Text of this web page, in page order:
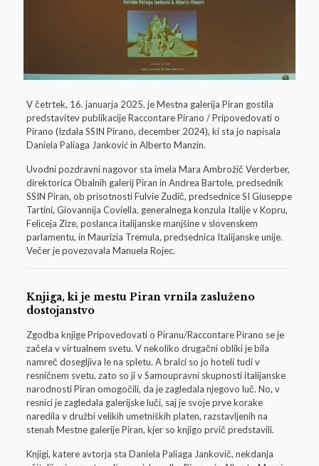
V četrtek, 16. januarja 2025, je Mestna galerija Piran gostila
predstavitev publikacije Raccontare Pirano / Pripovedovati o
Pirano (Izdala SSIN Pirano, december 2024), ki sta jo napisala
Daniela Paliaga Janković in Alberto Manzin.
Uvodni pozdravni nagovor sta imela Mara Ambrožič Verderber,
direktorica Obalnih galerij Piran in Andrea Bartole, predsednik
SSIN Piran, ob prisotnosti Fulvie Zudič, predsednice SI Giuseppe
Tartini, Giovannija Coviella, generalnega konzula Italije v Kopru,
Feliceja Zize, poslanca italijanske manjšine v slovenskem
parlamentu, in Maurizia Tremula, predsednica Italijanske unije.
Večer je povezovala Manuela Rojec.
Knjiga, ki je mestu Piran vrnila zasluženo
dostojanstvo
Zgodba knjige Pripovedovati o Piranu/Raccontare Pirano se je
začela v virtualnem svetu. V nekoliko drugačni obliki je bila
namreč dosegljiva le na spletu. A bralci so jo hoteli tudi v
resničnem svetu, zato so ji v Samoupravni skupnosti italijanske
narodnosti Piran omogočili, da je zagledala njegovo luč. No, v
resnici je zagledala galerijske luči, saj je svoje prve korake
naredila v družbi velikih umetniških platen, razstavljenih na
stenah Mestne galerije Piran, kjer so knjigo prvič predstavili.
Knjigi, katere avtorja sta Daniela Paliaga Jankovič, nekdanja